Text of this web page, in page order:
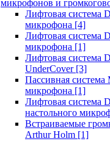
микрофонов и
Лифтовая система
микрофона [4]
Лифтовая система
микрофона [1]
Лифтовая система
UnderCover [3]
Пассивная система
микрофона [1]
Лифтовая система
настольного
Встраиваемые
Arthur Holm [1]